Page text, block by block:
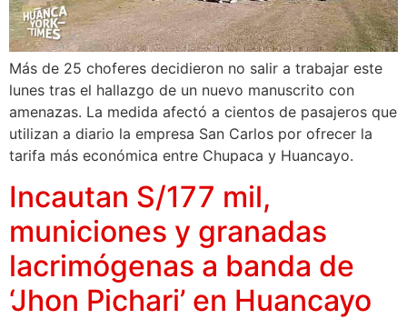
Más de 25 choferes decidieron no salir a trabajar este
lunes tras el hallazgo de un nuevo manuscrito con
amenazas. La medida afectó a cientos de pasajeros que
utilizan a diario la empresa San Carlos por ofrecer la
tarifa más económica entre Chupaca y Huancayo.
Incautan S/177 mil,
municiones y granadas
lacrimógenas a banda de
‘Jhon Pichari’ en Huancayo